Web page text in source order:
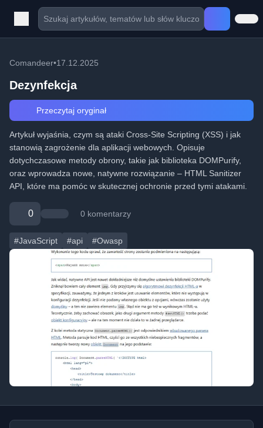
Comandeer•17.12.2025
Dezynfekcja
Przeczytaj oryginał
Artykuł wyjaśnia, czym są ataki Cross-Site Scripting (XSS) i jak
stanowią zagrożenie dla aplikacji webowych. Opisuje
dotychczasowe metody obrony, takie jak biblioteka DOMPurify,
oraz wprowadza nowe, natywne rozwiązanie – HTML Sanitizer
API, które ma pomóc w skutecznej ochronie przed tymi atakami.
0 0 komentarzy
#JavaScript #api #Owasp